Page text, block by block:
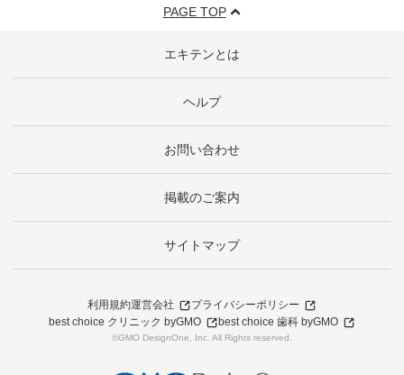
PAGE TOP
エキテンとは
ヘルプ
お問い合わせ
掲載のご案内
サイトマップ
利用規約運営会社
プライバシーポリシー
best choice クリニック byGMO
best choice 歯科 byGMO
©GMO DesignOne, Inc. All Rights reserved.